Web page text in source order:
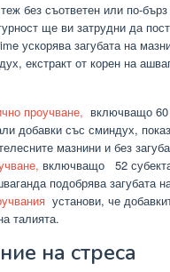
без съответен или по-
ще ви затрудни да
ускорява загубата на
екстракт от корен на
проучване, включващо
добавки със сминдух,
мазнини и без
включващо 52
подобрява загубата
установи, че
талията.
на стреса